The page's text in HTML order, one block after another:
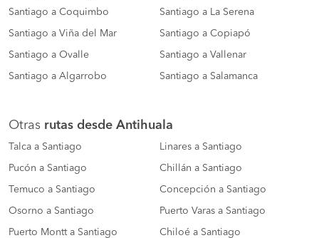
Santiago a Coquimbo Santiago a La Serena
Santiago a Viña del Mar Santiago a Copiapó
Santiago a Ovalle Santiago a Vallenar
Santiago a Algarrobo Santiago a Salamanca
Otras rutas desde Antihuala
Talca a Santiago Linares a Santiago
Pucón a Santiago Chillán a Santiago
Temuco a Santiago Concepción a Santiago
Osorno a Santiago Puerto Varas a Santiago
Puerto Montt a Santiago Chiloé a Santiago